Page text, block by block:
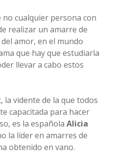
cualquier persona con
realizar un amarre de
amor, en el mundo
que hay que estudiarla
llevar a cabo estos
vidente de la que todos
capacitada para hacer
es la española Alicia
la líder en amarres de
obtenido en vano.